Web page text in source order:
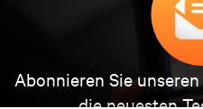
Abonnieren Sie
die neuesten